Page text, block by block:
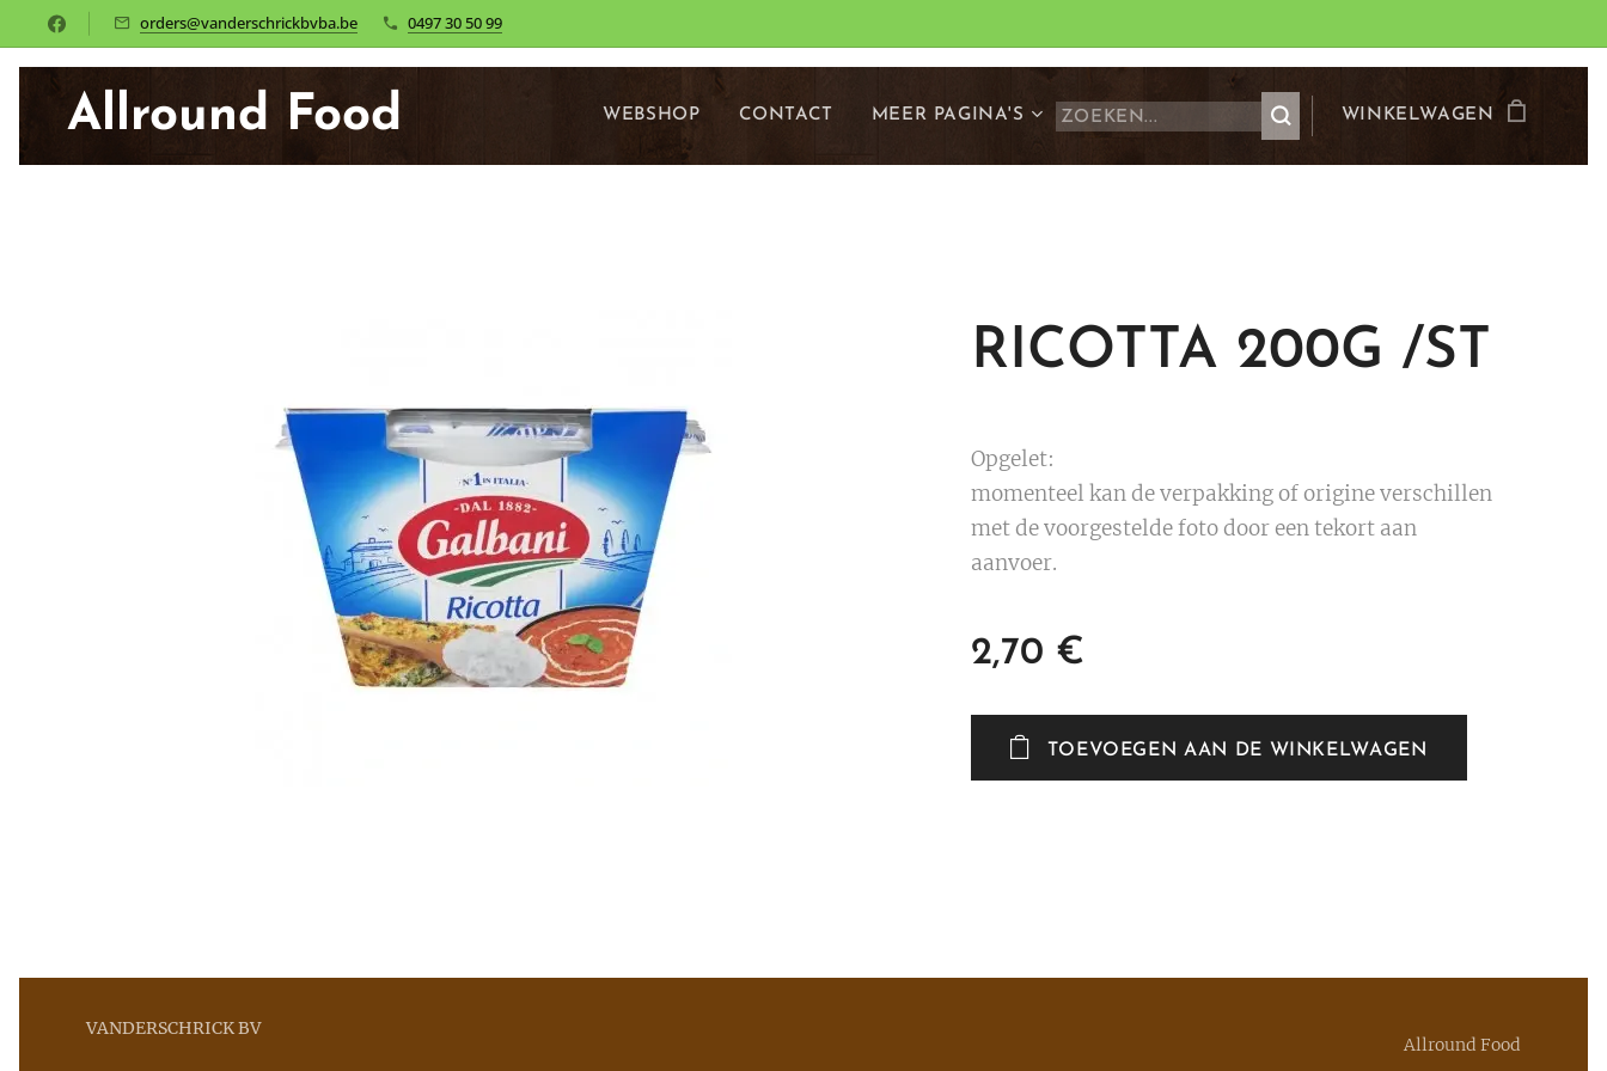
orders@vanderschrickbvba.be 0497 30 50 99
Allround Food WEBSHOP CONTACT MEER PAGINA'S WINKELWAGEN
RICOTTA 200G /ST
Opgelet:
momenteel kan de verpakking of origine verschillen
met de voorgestelde foto door een tekort aan
aanvoer.
2,70 €
TOEVOEGEN AAN DE WINKELWAGEN
VANDERSCHRICK BV
Allround Food